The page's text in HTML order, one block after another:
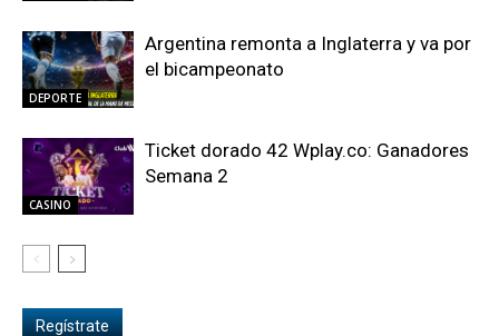
DEPORTE
Argentina remonta a Inglaterra y va por
el bicampeonato
CASINO
Ticket dorado 42 Wplay.co: Ganadores
Semana 2
Regístrate